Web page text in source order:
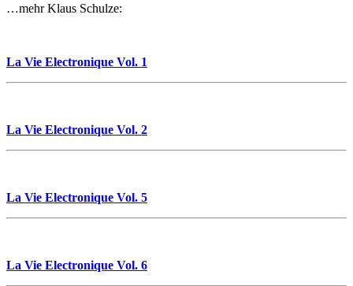
…mehr Klaus Schulze:
La Vie Electronique Vol. 1
La Vie Electronique Vol. 2
La Vie Electronique Vol. 5
La Vie Electronique Vol. 6